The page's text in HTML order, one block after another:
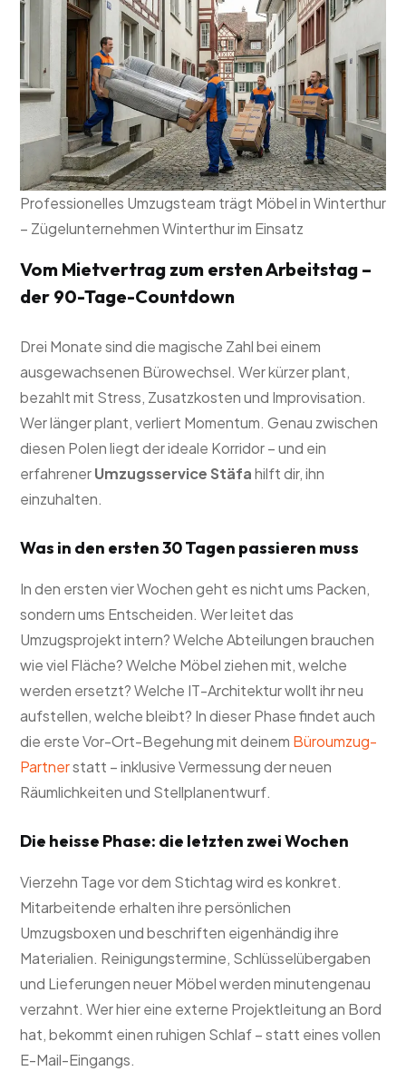
Professionelles Umzugsteam trägt Möbel in Winterthur
– Zügelunternehmen Winterthur im Einsatz
Vom Mietvertrag zum ersten Arbeitstag –
der 90-Tage-Countdown
Drei Monate sind die magische Zahl bei einem
ausgewachsenen Bürowechsel. Wer kürzer plant,
bezahlt mit Stress, Zusatzkosten und Improvisation.
Wer länger plant, verliert Momentum. Genau zwischen
diesen Polen liegt der ideale Korridor – und ein
erfahrenerUmzugsservice Stäfahilft dir, ihn
einzuhalten.
Was in den ersten 30 Tagen passieren muss
In den ersten vier Wochen geht es nicht ums Packen,
sondern ums Entscheiden. Wer leitet das
Umzugsprojekt intern? Welche Abteilungen brauchen
wie viel Fläche? Welche Möbel ziehen mit, welche
werden ersetzt? Welche IT-Architektur wollt ihr neu
aufstellen, welche bleibt? In dieser Phase findet auch
die erste Vor-Ort-Begehung mit deinem Büroumzug-
Partnerstatt – inklusive Vermessung der neuen
Räumlichkeiten und Stellplanentwurf.
Die heisse Phase: die letzten zwei Wochen
Vierzehn Tage vor dem Stichtag wird es konkret.
Mitarbeitende erhalten ihre persönlichen
Umzugsboxen und beschriften eigenhändig ihre
Materialien. Reinigungstermine, Schlüsselübergaben
und Lieferungen neuer Möbel werden minutengenau
verzahnt. Wer hier eine externe Projektleitung an Bord
hat, bekommt einen ruhigen Schlaf – statt eines vollen
E-Mail-Eingangs.